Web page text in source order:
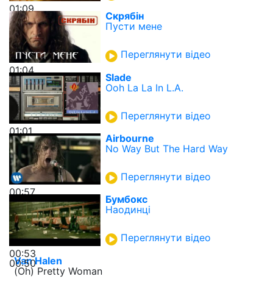
01:09
01:04
Скрябін
Пусти мене
Переглянути відео
01:01
Slade
Ooh La La In L.A.
Переглянути відео
00:57
Airbourne
No Way But The Hard Way
Переглянути відео
00:53
Бумбокс
Наодинці
Переглянути відео
00:50
Van Halen
(Oh) Pretty Woman